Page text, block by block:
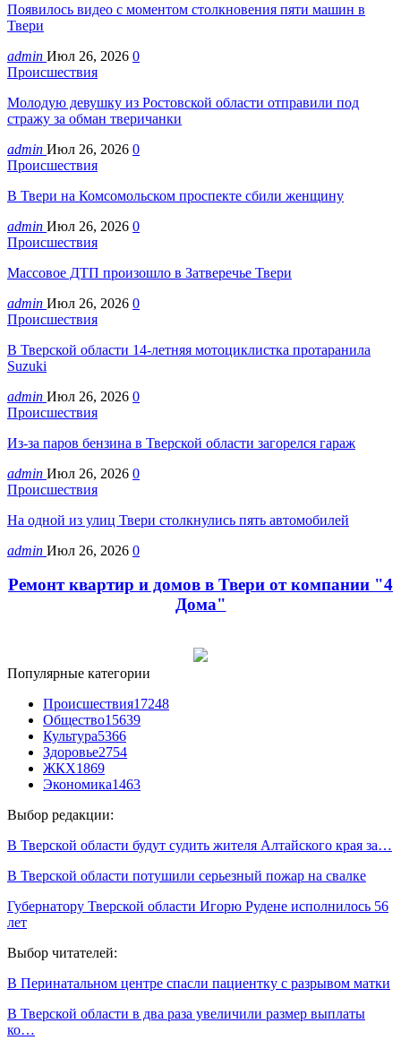
Появилось видео с моментом столкновения пяти машин в
Твери
admin Июл 26, 2026 0
Происшествия
Молодую девушку из Ростовской области отправили под
стражу за обман тверичанки
admin Июл 26, 2026 0
Происшествия
В Твери на Комсомольском проспекте сбили женщину
admin Июл 26, 2026 0
Происшествия
Массовое ДТП произошло в Затверечье Твери
admin Июл 26, 2026 0
Происшествия
В Тверской области 14-летняя мотоциклистка протаранила
Suzuki
admin Июл 26, 2026 0
Происшествия
Из-за паров бензина в Тверской области загорелся гараж
admin Июл 26, 2026 0
Происшествия
На одной из улиц Твери столкнулись пять автомобилей
admin Июл 26, 2026 0
Ремонт квартир и домов в Твери от компании "4
Дома"
Популярные категории
Происшествия17248
Общество15639
Культура5366
Здоровье2754
ЖКХ1869
Экономика1463
Выбор редакции:
В Тверской области будут судить жителя Алтайского края за…
В Тверской области потушили серьезный пожар на свалке
Губернатору Тверской области Игорю Рудене исполнилось 56
лет
Выбор читателей:
В Перинатальном центре спасли пациентку с разрывом матки
В Тверской области в два раза увеличили размер выплаты
ко…